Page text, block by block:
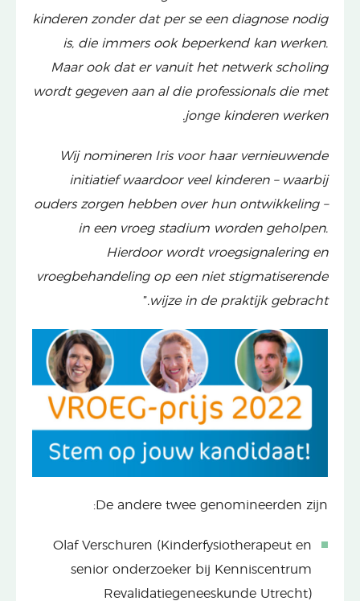
kinderen zonder dat per se een diagnose nodig
is, die immers ook beperkend kan werken.
Maar ook dat er vanuit het netwerk scholing
wordt gegeven aan al die professionals die met
jonge kinderen werken.
Wij nomineren Iris voor haar vernieuwende
initiatief waardoor veel kinderen – waarbij
ouders zorgen hebben over hun ontwikkeling –
in een vroeg stadium worden geholpen.
Hierdoor wordt vroegsignalering en
vroegbehandeling op een niet stigmatiserende
wijze in de praktijk gebracht.
”
De andere twee genomineerden zijn:
Olaf Verschuren (Kinderfysiotherapeut en
senior onderzoeker bij Kenniscentrum
Revalidatiegeneeskunde Utrecht)